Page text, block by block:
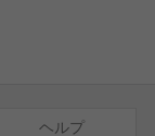
ヘルプ